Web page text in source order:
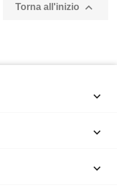
Torna all'inizio 


